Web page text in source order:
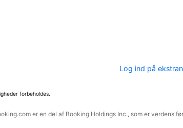
Log ind på
forbeholdes.
er en del af Booking Holdings Inc., som er verdens